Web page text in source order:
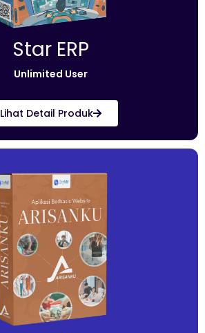
Star ERP
Unlimited User
Lihat Detail Produk